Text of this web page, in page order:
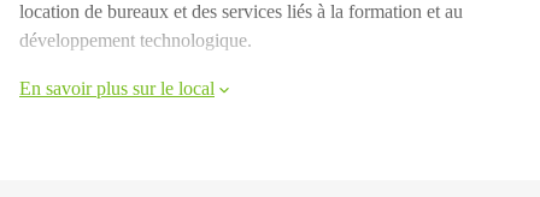
location de bureaux et des services liés à la formation et au
développement technologique.
En savoir plus sur le local